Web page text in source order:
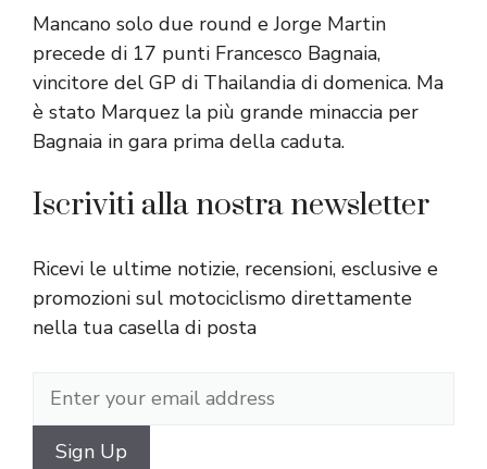
Mancano solo due round e Jorge Martin
precede di 17 punti Francesco Bagnaia,
vincitore del GP di Thailandia di domenica. Ma
è stato Marquez la più grande minaccia per
Bagnaia in gara prima della caduta.
Iscriviti alla nostra newsletter
Ricevi le ultime notizie, recensioni, esclusive e
promozioni sul motociclismo direttamente
nella tua casella di posta